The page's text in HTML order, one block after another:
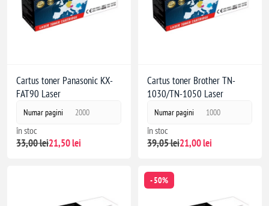
Cartus toner Panasonic KX-
FAT90 Laser
Numar pagini 2000
în stoc
33,00 lei21,50 lei
Cartus toner Brother TN-
1030/TN-1050 Laser
Numar pagini 1000
în stoc
39,05 lei21,00 lei
- 50%